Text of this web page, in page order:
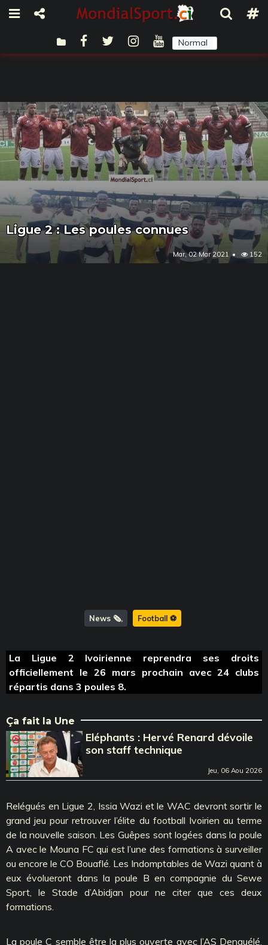
Normal
Ligue 2 : Les poules connues
Mar, 02 Mar 2021 152
News 🗞️ Football ⚽️
La Ligue 2 Ivoirienne reprendra ses droits
officiellement le 26 mars prochain avec 24 clubs
répartis dans 3 poules 8.
Ça fait la Une
Eléphants : Hervé Renard dévoile
son staff technique
Jeu, 06 Aou 2026
Relégués en Ligue 2, Issia Wazi et le WAC devront sortir le
grand jeu pour retrouver l’élite du football Ivoirien au terme
de la nouvelle saison. Les Guêpes sont logées dans la poule
A avec le Mouna FC qui est l’une des formations à surveiller
ou encore le CO Bouaflé. Les Indomptables de Wazi quant à
eux évolueront dans la poule B en compagnie du Sewe
Sport, le Stade d’Abidjan pour ne citer que ces deux
formations.
La poule C semble être la plus ouverte avec l’AS Denguélé,